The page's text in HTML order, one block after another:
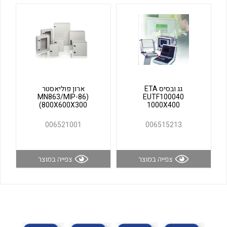
לכל מוצרי היצרן לכל מוצרי היצרן
גג ובסיס ETA
EUTF100040
1000X400
006515213
צפייה במוצר
ארון פוליאסטר
(MN863/MIP-86
(800X600X300
006521001
צפייה במוצר